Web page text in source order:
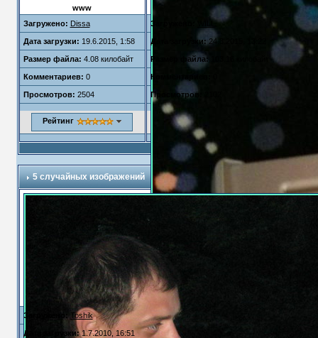
www
Загружено: Dissa
Дата загрузки: 19.6.2015, 1:58
Размер файла: 4.08 килобайт
Комментариев: 0
Просмотров: 2504
Рейтинг
Загружено:
Дата загрузки: 24.3.2015, 13:22
Размер файла:
Комментариев:
Просмотров:
5 случайных изображений
Загружено: Toshik
Дата загрузки:1.7.2010, 16:51